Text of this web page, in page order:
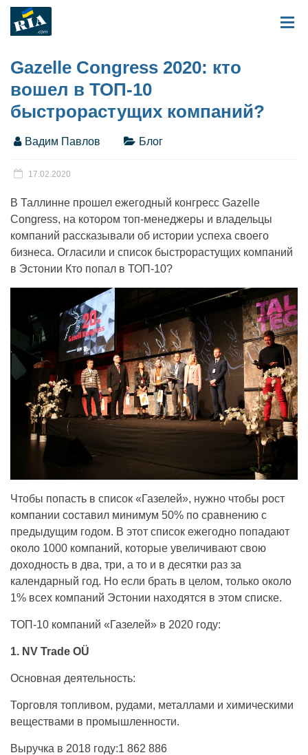
Gazelle Congress 2020: кто
вошел в ТОП-10
быстрорастущих компаний?
Вадим Павлов Блог
17.02.2020
В Таллинне прошел ежегодный конгресс Gazelle
Congress, на котором топ-менеджеры и владельцы
компаний рассказывали об истории успеха своего
бизнеса. Огласили и список быстрорастущих компаний
в Эстонии Кто попал в ТОП-10?
Чтобы попасть в список «Газелей», нужно чтобы рост
компании составил минимум 50% по сравнению с
предыдущим годом. В этот список ежегодно попадают
около 1000 компаний, которые увеличивают свою
доходность в два, три, а то и в десятки раз за
календарный год. Но если брать в целом, только около
1% всех компаний Эстонии находятся в этом списке.
ТОП-10 компаний «Газелей» в 2020 году:
1. NV Trade OÜ
Основная деятельность:
Торговля топливом, рудами, металлами и химическими
веществами в промышленности.
Выручка в 2018 году:1 862 886